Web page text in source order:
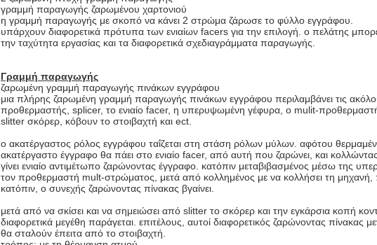
γραμμή παραγωγής ζαρωμένου χαρτονιού
η γραμμή παραγωγής με σκοπό να κάνει 2 στρώμα ζάρωσε το φύλλο εγγράφου.
υπάρχουν διαφορετικά πρότυπα των ενιαίων facers για την επιλογή. ο πελάτης
την ταχύτητα εργασίας και τα διαφορετικά σχεδιαγράμματα παραγωγής.
Γραμμή παραγωγής
ζαρωμένη γραμμή παραγωγής πινάκων εγγράφου
μια πλήρης ζαρωμένη γραμμή παραγωγής πινάκων εγγράφου περιλαμβάνει τις
προθερμαστής, splicer, το ενιαίο facer, η υπερυψωμένη γέφυρα, ο mulit-
slitter σκόρερ, κόβουν το στοιβαχτή και ect.
ο ακατέργαστος ρόλος εγγράφου ταΐζεται στη στάση ρόλων μύλων. αφότου
ακατέργαστο έγγραφο θα πάει στο ενιαίο facer, από αυτή που ζαρώνει, και
γίνει ενιαίο αντιμέτωπο ζαρώνοντας έγγραφο. κατόπιν μεταβιβασμένος μέσω της
τον προθερμαστή mult-στρώματος, μετά από κολλημένος με να κολλήσει τη μηχανή,
κατόπιν, ο συνεχής ζαρώνοντας πίνακας βγαίνει.
μετά από να σκίσει και να σημειώσει από slitter το σκόρερ και την εγκάρσια κοπή
διαφορετικά μεγέθη παράγεται. επιτέλους, αυτοί διαφορετικός ζαρώνοντας
θα σταλούν έπειτα από το στοιβαχτή.